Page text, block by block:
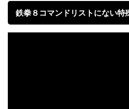
鉄拳８コマンドリストにない特